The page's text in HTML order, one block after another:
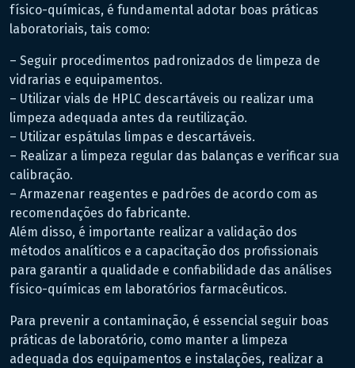
físico-químicas, é fundamental adotar boas práticas
laboratoriais, tais como:
– Seguir procedimentos padronizados de limpeza de
vidrarias e equipamentos.
– Utilizar vials de HPLC descartáveis ou realizar uma
limpeza adequada antes da reutilização.
– Utilizar espátulas limpas e descartáveis.
– Realizar a limpeza regular das balanças e verificar sua
calibração.
– Armazenar reagentes e padrões de acordo com as
recomendações do fabricante.
Além disso, é importante realizar a validação dos
métodos analíticos e a capacitação dos profissionais
para garantir a qualidade e confiabilidade das análises
físico-químicas em laboratórios farmacêuticos.
Para prevenir a contaminação, é essencial seguir boas
práticas de laboratório, como manter a limpeza
adequada dos equipamentos e instalações, realizar a